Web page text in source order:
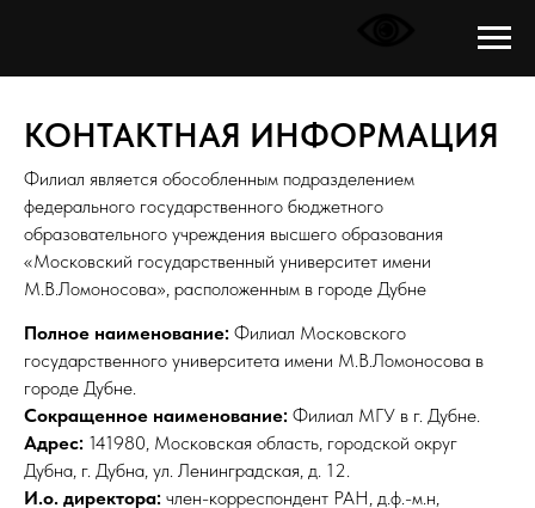
КОНТАКТНАЯ ИНФОРМАЦИЯ
Филиал является обособленным подразделением
федерального государственного бюджетного
образовательного учреждения высшего образования
«Московский государственный университет имени
М.В.Ломоносова», расположенным в городе Дубне
Полное наименование: Филиал Московского
государственного университета имени М.В.Ломоносова в
городе Дубне.
Сокращенное наименование: Филиал МГУ в г. Дубне.
Адрес: 141980, Московская область, городской округ
Дубна, г. Дубна, ул. Ленинградская, д. 12.
И.о. директора: член-корреспондент РАН, д.ф.-м.н,